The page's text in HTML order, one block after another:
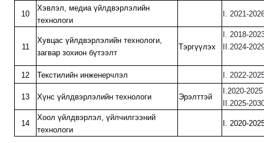
10
Хэвлэл, медиа үйлдвэрлэлийн
технологи
I.
11
Хувцас үйлдвэрлэлийн технологи,
загвар зохион бүтээлт
Тэргүүлэх
I.
12 Текстилийн инженерчлэл I.
13 Хүнс үйлдвэрлэлийн технологи Эрэлттэй
II.2025-
14
Хоол үйлдвэрлэл, үйлчилгээний
технологи
I.